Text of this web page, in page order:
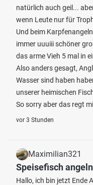
natürlich auch geil...
wenn Leute nur für
Und beim
immer uuuiii schöner
das arme Vieh 5 mal in
Also anders gesagt,
Wasser sind haben
unserer heimischen
So sorry aber das regt
vor 3 Stunden
Maximilian321
Speisefisch
Hallo, ich bin jetzt Ende